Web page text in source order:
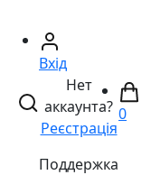
Вхід
Нет
аккаунта?
Реєстрація
Поддержка
0